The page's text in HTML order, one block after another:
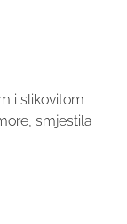
i slikovitom
smjestila